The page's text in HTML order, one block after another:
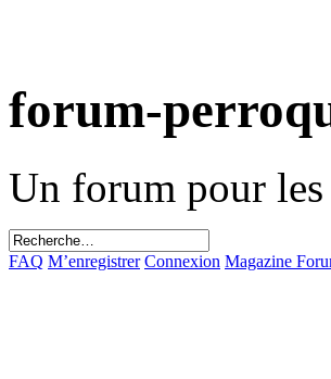
forum-
Un forum pour les
FAQ M’enregistrer Connexion Magazine